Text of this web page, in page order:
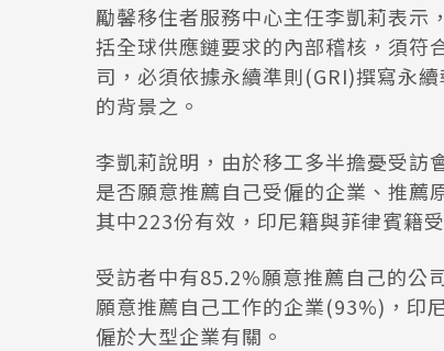
勵馨移住者服務中心主任李凱莉表示
括全球供應鏈要求的內部稽核，須符
司，必須依據永續準則(GRI)撰寫永
的背景之。
李凱莉說明，由於移工多半擔憂受訪
是否願意推薦自己受僱的企業、推薦
其中223份有效，印尼籍與菲律賓籍
受訪者中有85.2%願意推薦自己的公
願意推薦自己工作的企業(93%)，印
僱於大型企業有關。